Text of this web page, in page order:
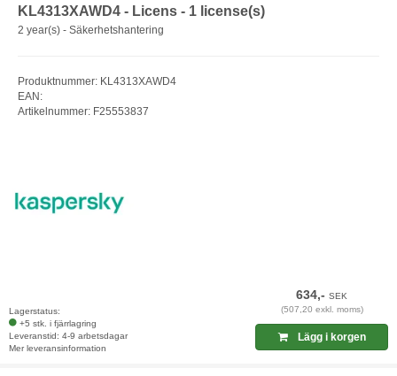
KL4313XAWD4 - Licens - 1 license(s)
2 year(s) - Säkerhetshantering
Produktnummer: KL4313XAWD4
EAN:
Artikelnummer: F25553837
Lagerstatus:
+5 stk. i fjärrlagring
Leveranstid: 4-9 arbetsdagar
Mer leveransinformation
634,-SEK
(507,20 exkl. moms)
Lägg i korgen